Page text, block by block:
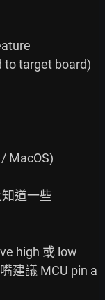
to target board)
MacOS)
道一些
high 或 low
建議 MCU pin a